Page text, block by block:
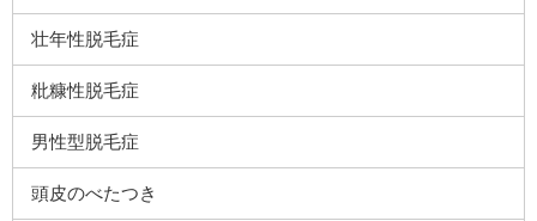
壮年性脱毛症
粃糠性脱毛症
男性型脱毛症
頭皮のべたつき